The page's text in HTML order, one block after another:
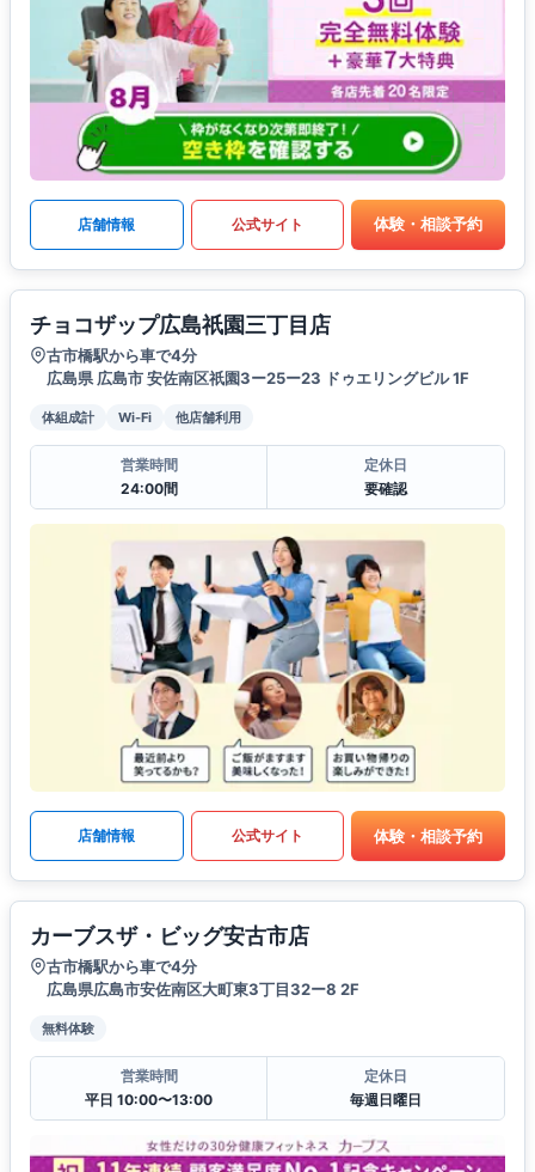
店舗情報 公式サイト 体験・相談予約
チョコザップ広島祇園三丁目店
古市橋駅から車で4分
広島県 広島市 安佐南区祇園3ー25ー23 ドゥエリングビル 1F
体組成計 Wi-Fi 他店舗利用
営業時間
24:00間
定休日
要確認
店舗情報 公式サイト 体験・相談予約
カーブスザ・ビッグ安古市店
古市橋駅から車で4分
広島県広島市安佐南区大町東3丁目32ー8 2F
無料体験
営業時間
平日 10:00〜13:00
定休日
毎週日曜日